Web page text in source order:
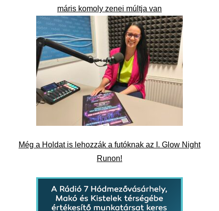
máris komoly zenei múltja van
Még a Holdat is lehozzák a futóknak az I. Glow Night
Runon!